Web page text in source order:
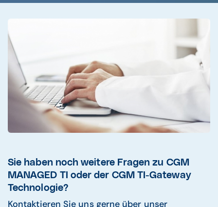
Sie haben noch weitere Fragen zu CGM
MANAGED TI oder der CGM TI-Gateway
Technologie?
Kontaktieren Sie uns gerne über unser